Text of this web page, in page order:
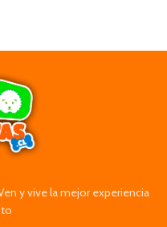
y vive la mejor experiencia